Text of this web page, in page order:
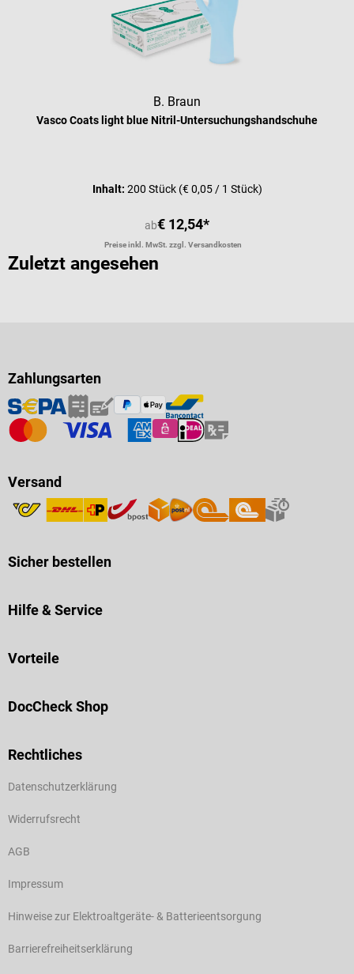
B. Braun
Vasco Coats light blue Nitril-Untersuchungshandschuhe
Inhalt: 200 Stück (€ 0,05 / 1 Stück)
ab€ 12,54*
Preise inkl. MwSt. zzgl. Versandkosten
Zuletzt angesehen
Zahlungsarten
Versand
Sicher bestellen
Hilfe & Service
Vorteile
DocCheck Shop
Rechtliches
Datenschutzerklärung
Widerrufsrecht
AGB
Impressum
Hinweise zur Elektroaltgeräte- & Batterieentsorgung
Barrierefreiheitserklärung